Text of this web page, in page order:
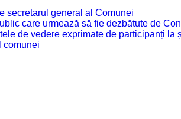
secretarul general al Comunei
care urmează să fie dezbătute de
de vedere exprimate de participanți la
comunei